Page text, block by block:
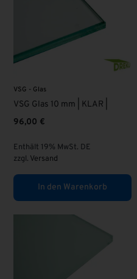
VSG - Glas
VSG Glas 10 mm | KLAR |
96,00 €
Enthält 19% MwSt. DE
zzgl. Versand
In den Warenkorb